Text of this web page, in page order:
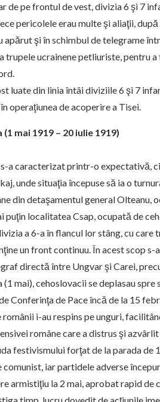
de pe frontul de vest, divizia 6 şi 7
pericolele erau multe şi aliaţii,
apărut şi în schimbul de telegrame
trupele ucrainene petliuriste, pentru
luate din linia întâi diviziile 6 şi 7
operaţiunea de acoperire a Tisei.
mai 1919 – 20 iulie 1919)
a caracterizat printr-o expectativă,
unde situaţia începuse să ia o
din detaşamentul general Olteanu,
puţin localitatea Csap, ocupată de
a 6-a în flancul lor stâng, cu
un front continuu. În acest scop
directă între Ungvar şi Carei,
mai), cehoslovacii se deplasau
Conferinţa de Pace încă de la 15
i-au respins pe unguri,
române care a distrus şi
festivismului forţat de la parada de
comunist, iar partidele adverse
armistiţiu la 2 mai, aprobat rapid